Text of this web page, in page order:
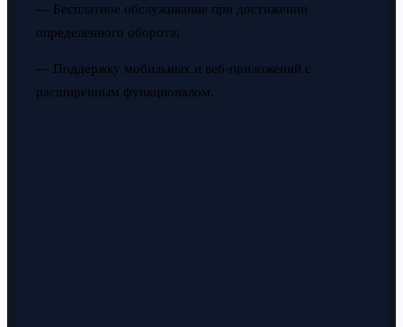
— Бесплатное обслуживание при достижении
определённого оборота;
— Поддержку мобильных и веб-приложений с
расширенным функционалом.